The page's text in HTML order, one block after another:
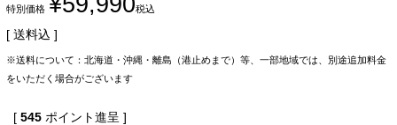
特別価格 税込
送料込
※送料について：北海道・沖縄・離島（港止めまで）等、一部地域では、別途追加料金
をいただく場合がございます
[ 545 ポイント進呈 ]